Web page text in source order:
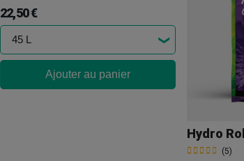
22,50 €
Ajouter au panier
Hydro
(5)